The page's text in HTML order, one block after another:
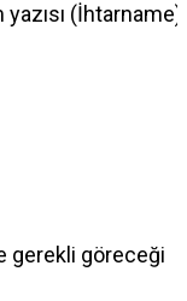
(İhtarname)
gerekli göreceği